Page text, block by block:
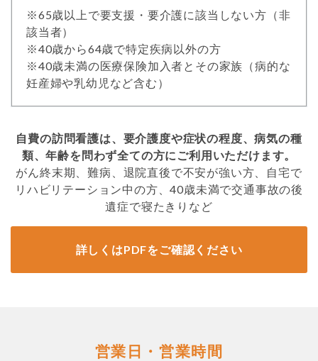
※65歳以上で要支援・要介護に該当しない方（非
該当者）
※40歳から64歳で特定疾病以外の方
※40歳未満の医療保険加入者とその家族（病的な
妊産婦や乳幼児など含む）
自費の訪問看護は、要介護度や症状の程度、病気の種
類、年齢を問わず全ての方にご利用いただけます。
がん終末期、難病、退院直後で不安が強い方、自宅で
リハビリテーション中の方、40歳未満で交通事故の後
遺症で寝たきりなど
詳しくはPDFをご確認ください
営業日・営業時間